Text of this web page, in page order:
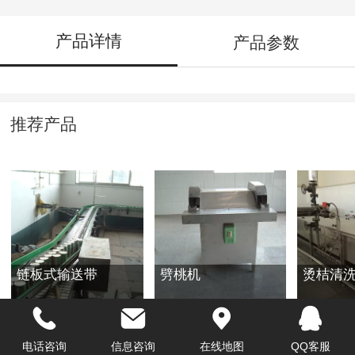
产品详情 产品参数
推荐产品
链板式输送带 劈桃机 烫桔清
电话咨询 信息咨询 在线地图 QQ客服